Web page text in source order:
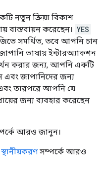
নতুন ক্রিয়া বিকাশ
বাস্তবায়ন করেছেন। YES
সমর্থিত, তবে আপনি চান
ভাষায় ইন্টারঅ্যাকশন
করার জন্য, আপনি একটি
এবং জাপানিদের জন্য
এবং তারপরে আপনি যে
জন্য ব্যবহার করেছেন
আরও জানুন।
সম্পর্কে আরও